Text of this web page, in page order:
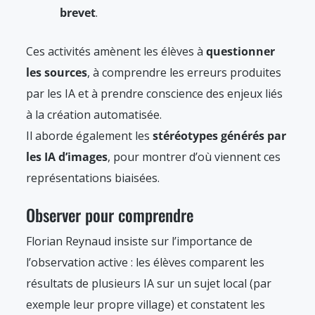
brevet.
Ces activités amènent les élèves à questionner
les sources, à comprendre les erreurs produites
par les IA et à prendre conscience des enjeux liés
à la création automatisée.
Il aborde également les stéréotypes générés par
les IA d’images, pour montrer d’où viennent ces
représentations biaisées.
Observer pour comprendre
Florian Reynaud insiste sur l’importance de
l’observation active : les élèves comparent les
résultats de plusieurs IA sur un sujet local (par
exemple leur propre village) et constatent les